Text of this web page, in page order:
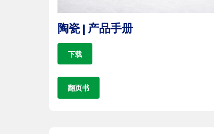
陶瓷 | 产品手册
下载
翻页书